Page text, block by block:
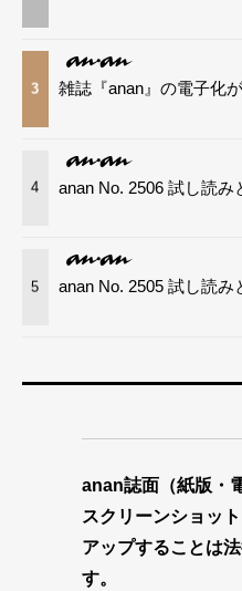
3 雑誌『anan』の電子化
4 anan No. 2506 試し読み
5 anan No. 2505 試し読み
anan誌面（紙版・
スクリーンショッ
アップすることは
す。